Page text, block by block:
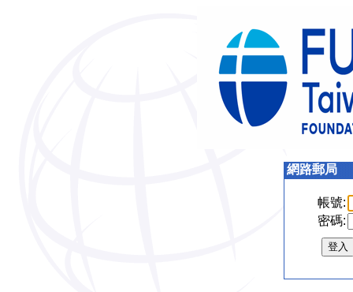
網路郵局
帳號:
密碼: